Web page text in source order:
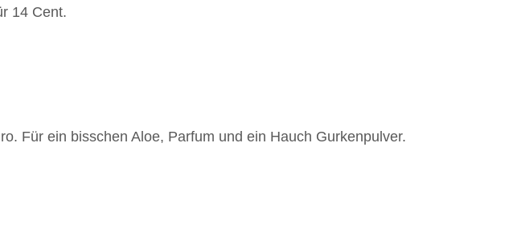
14 Cent.
Für ein bisschen Aloe, Parfum und ein Hauch Gurkenpulver.